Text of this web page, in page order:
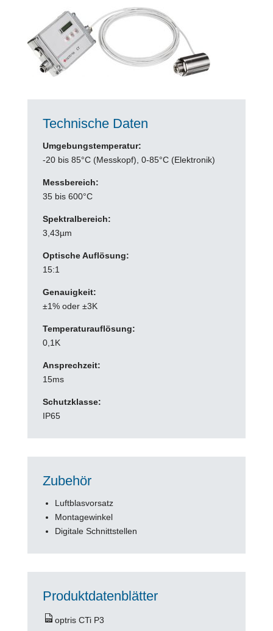
Technische Daten
Umgebungstemperatur:
-20 bis 85°C (Messkopf), 0-85°C (Elektronik)
Messbereich:
35 bis 600°C
Spektralbereich:
3,43µm
Optische Auflösung:
15:1
Genauigkeit:
±1% oder ±3K
Temperaturauflösung:
0,1K
Ansprechzeit:
15ms
Schutzklasse:
IP65
Zubehör
Luftblasvorsatz
Montagewinkel
Digitale Schnittstellen
Produktdatenblätter
optris CTi P3